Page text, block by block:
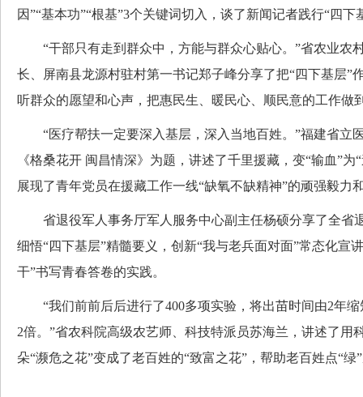
因”“基本功”“根基”3个关键词切入，谈了新闻记者践行“四下
“干部只有走到群众中，方能与群众心贴心。”省农业农
长、屏南县龙源村驻村第一书记郑子峰分享了把“四下基层”
听群众的愿望和心声，把惠民生、暖民心、顺民意的工作做
“医疗帮扶一定要深入基层，深入当地百姓。”福建省立
《格桑花开 闽昌情深》为题，讲述了千里援藏，变“输血”为
展现了青年党员在援藏工作一线“缺氧不缺精神”的顽强毅力
省退役军人事务厅军人服务中心副主任杨硕分享了全省
细悟“四下基层”精髓要义，创新“我与老兵面对面”常态化宣
干”书写青春答卷的实践。
“我们前前后后进行了400多项实验，将出苗时间由2年缩
2倍。”省农科院高级农艺师、科技特派员苏海兰，讲述了用
朵“濒危之花”变成了老百姓的“致富之花”，帮助老百姓点“绿